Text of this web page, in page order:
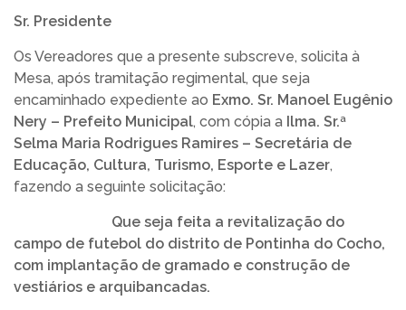
Sr. Presidente
Os Vereadores que a presente subscreve, solicita à
Mesa, após tramitação regimental, que seja
encaminhado expediente ao Exmo. Sr. Manoel Eugênio
Nery – Prefeito Municipal, com cópia a Ilma. Sr.ª
Selma Maria Rodrigues Ramires – Secretária de
Educação, Cultura, Turismo, Esporte e Lazer,
fazendo a seguinte solicitação:
Que seja feita a revitalização do
campo de futebol do distrito de Pontinha do Cocho,
com implantação de gramado e construção de
vestiários e arquibancadas.